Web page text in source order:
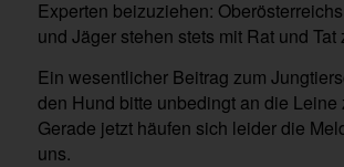
Experten beizuziehen:
und Jäger stehen stets mit Rat und Tat
Ein wesentlicher Beitrag zum
den Hund bitte unbedingt an die Leine
Gerade jetzt häufen sich leider die
uns.